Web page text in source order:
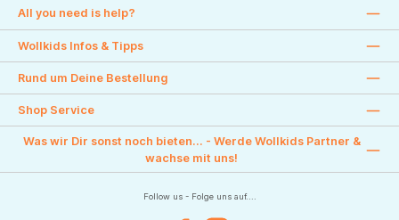
All you need is help?
Wollkids Infos & Tipps
Rund um Deine Bestellung
Shop Service
Was wir Dir sonst noch bieten... - Werde Wollkids Partner &
wachse mit uns!
Follow us - Folge uns auf....